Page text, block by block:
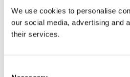
We use cookies to personalise
our social media, advertising and
their services.